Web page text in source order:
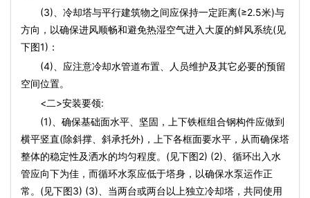
(3)、冷却塔与平行建筑物之间应保持一定距离(≥2.5米)与
方向，以确保进风顺畅和避免热湿空气进入大厦的鲜风系统(见
下图1)：
(4)、应注意冷却水管道布置、人员维护及其它必要的预留
空间位置。
<二>安装要领:
(1)、确保基础面水平、坚固，上下铁框组合钢构件应做到
横平竖直(除斜撑、斜承托外)，上下各框面要水平，从而确保塔
整体的稳定性及洒水的均匀程度。(见下图2) (2)、循环出入水
管应向下为佳，而循环水泵应低于塔身，以确保水泵运作正
常。(见下图3) (3)、当两台或两台以上独立冷却塔，共同使用